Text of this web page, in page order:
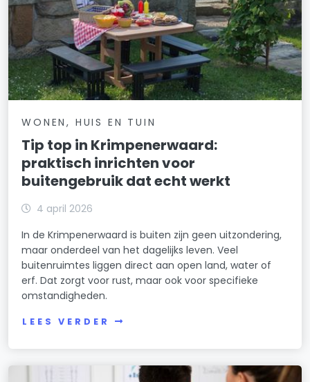
WONEN, HUIS EN TUIN
Tip top in Krimpenerwaard:
praktisch inrichten voor
buitengebruik dat echt werkt
4 april 2026
In de Krimpenerwaard is buiten zijn geen uitzondering,
maar onderdeel van het dagelijks leven. Veel
buitenruimtes liggen direct aan open land, water of
erf. Dat zorgt voor rust, maar ook voor specifieke
omstandigheden.
LEES VERDER